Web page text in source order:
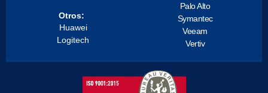
Otros:
Huawei
Logitech
Palo Alto
Symantec
Veeam
Vertiv